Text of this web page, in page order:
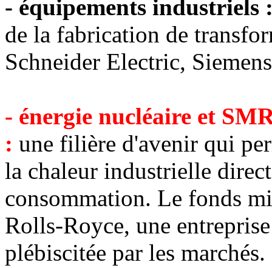
- équipements industriels
de la fabrication de
Schneider Electric,
- énergie nucléaire et
: une filière d'avenir qui
la chaleur industrielle
consommation. Le fonds
Rolls-Royce, une
plébiscitée par les marchés.